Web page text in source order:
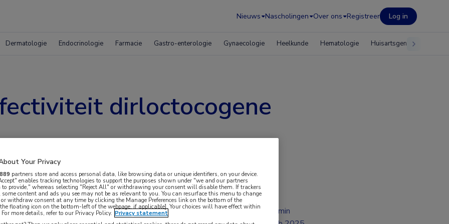
Nieuws Nascholingen Over ons Registreer Log in
Dermatologie Endocrinologie Farmacie Gastro-enterologie Gynaecologie Heelkunde Hematologie Huisartsgeneeskunde
dirloctocogene
tonen aan dat deze behandeling
2 min
Your Privacy
889 partners store and access personal data, like browsing data or unique identifiers, on your device.
enables tracking technologies to support the purposes shown under "we and our partners
to provide," whereas selecting "Reject All" or withdrawing your consent will disable them. If trackers
some content and ads you see may not be as relevant to you. You can resurface this menu to change
or withdraw consent at any time by clicking the Manage Preferences link on the bottom of the
floating icon on the bottom-left of the webpage, if applicable]. Your choices will have effect within
more details, refer to our Privacy Policy. Privacy statement